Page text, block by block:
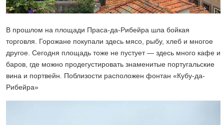
В прошлом на площади Праса-да-Рибейра шла бойкая
торговля. Горожане покупали здесь мясо, рыбу, хлеб и многое
другое. Сегодня площадь тоже не пустует — здесь много кафе и
баров, где можно продегустировать знаменитые португальские
вина и портвейн. Поблизости расположен фонтан «Кубу-да-
Рибейра»